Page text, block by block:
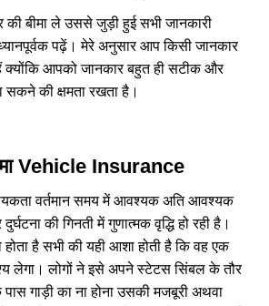
बीमा ले उससे जुड़ी हुई सभी जानकारी
पढ़ें। मेरे अनुसार आप किसी जानकार
आपको जानकार बहुत ही सटीक और
सकने की क्षमता रखता है।
Vehicle Insurance
वर्तमान समय में आवश्यक अति आवश्यक
की गिनती में गुणात्मक वृद्धि हो रही है।
है सभी की यही आशा होती है कि वह एक
लेगा। लोगों ने इसे अपने स्टेटस सिंबल के तौर
गाड़ी का ना होना उसकी मजबूरी अथवा